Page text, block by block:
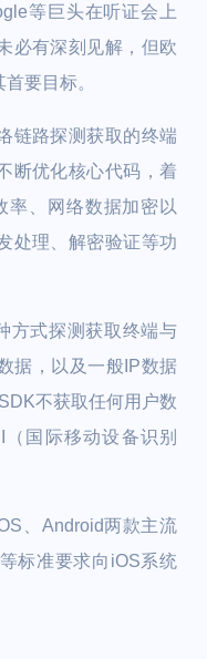
等巨头在听证会上
必有深刻见解，但欧
要目标。
链路探测获取的终端
断优化核心代码，着
率、网络数据加密以
处理、解密验证等功
方式探测获取终端与
据，以及一般IP数据
不获取任何用户数
国际移动设备识别
、Android两款主流
标准要求向iOS系统